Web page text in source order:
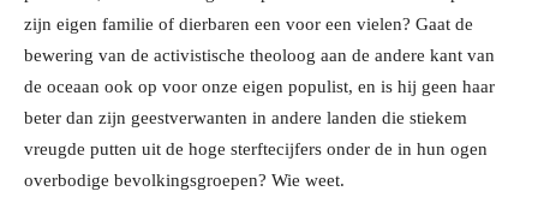
zijn eigen familie of dierbaren een voor een vielen? Gaat de
bewering van de activistische theoloog aan de andere kant van
de oceaan ook op voor onze eigen populist, en is hij geen haar
beter dan zijn geestverwanten in andere landen die stiekem
vreugde putten uit de hoge sterftecijfers onder de in hun ogen
overbodige bevolkingsgroepen? Wie weet.